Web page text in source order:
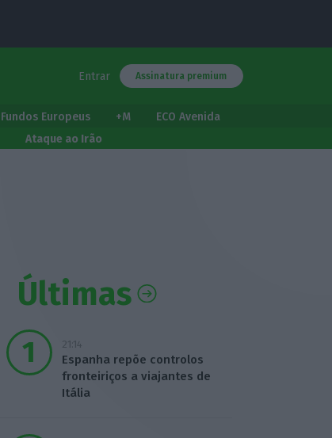
Entrar Assinatura premium
Fundos Europeus +M
ECO Avenida
Ataque ao Irão
Últimas
21:14
Espanha repõe controlos
fronteiriços a viajantes de
Itália